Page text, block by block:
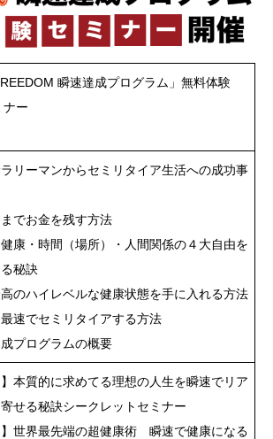
瞬速達成プログラム」無料体験
ナー
ラリーマンからセミリタイア生活への成功事
までお金を残す方法
健康・時間（場所）・人間関係の４大自由を
秘訣
高のハイレベルな健康状態を手に入れる方法
最速でセミリタイアする方法
成プログラムの概要
】本質的に求めてる理想の人生を瞬速でリア
せる秘訣シークレットセミナー
】世界最先端の超健康術 瞬速で健康になる